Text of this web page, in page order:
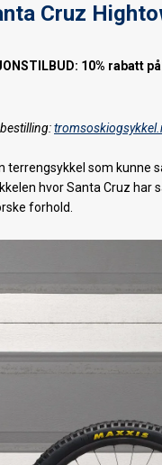
Cruz
10% rabatt
terrengsykkel som kunne
hvor Santa Cruz har
forhold.